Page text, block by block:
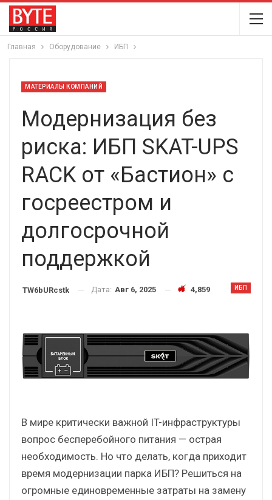
Главная Оборудование ИБП
МАТЕРИАЛЫ КОМПАНИЙ
Модернизация без
риска: ИБП SKAT-UPS
RACK от «Бастион» с
госреестром и
долгосрочной
поддержкой
ИБП
TW6bURcstk Дата: Авг 6, 2025 4,859
В мире критически важной IT-инфраструктуры
вопрос бесперебойного питания — острая
необходимость. Но что делать, когда приходит
время модернизации парка ИБП? Решиться на
огромные единовременные затраты на замену